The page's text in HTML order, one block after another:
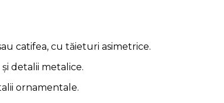
catifea, cu tăieturi asimetrice.
detalii metalice.
ornamentale.